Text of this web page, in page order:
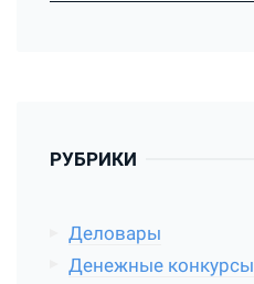
РУБРИКИ
Деловары
Денежные конкурсы